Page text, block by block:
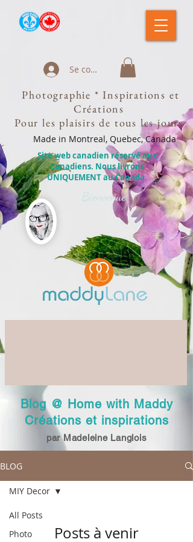
Se connecter
Photographie * Inspirations et
Créations
Pour les plaisirs de tous les jours
Made in Montreal, Quebec, Canada
Site web canadien réservé aux
Canadiens. Nous livrons
UNIQUEMENT au Canada.
Bienvenue
Blog @ Home with Maddy
Créations et inspirations
par Madeleine Langlois
BLOG
All Posts
Photo
MIY Decor
Posts à venir